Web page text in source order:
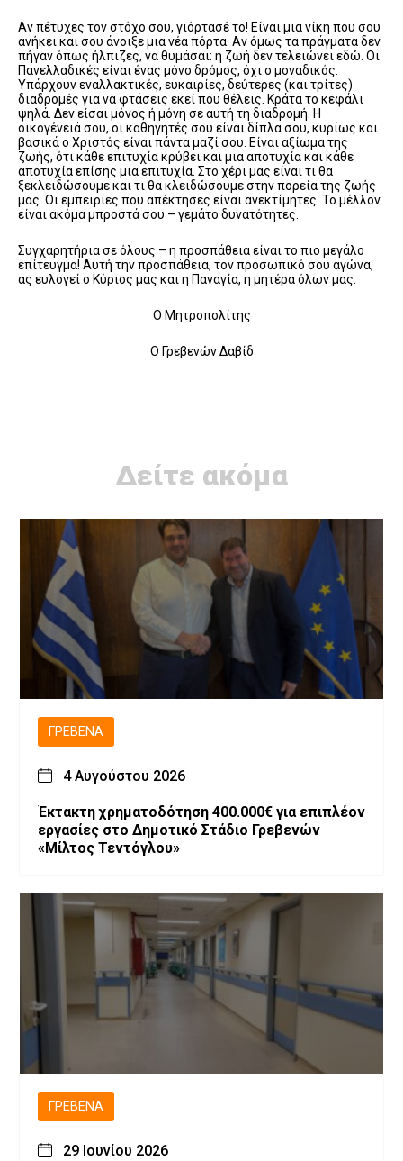
Αν πέτυχες τον στόχο σου, γιόρτασέ το! Είναι μια νίκη που σου
ανήκει και σου άνοιξε μια νέα πόρτα. Αν όμως τα πράγματα δεν
πήγαν όπως ήλπιζες, να θυμάσαι: η ζωή δεν τελειώνει εδώ. Οι
Πανελλαδικές είναι ένας μόνο δρόμος, όχι ο μοναδικός.
Υπάρχουν εναλλακτικές, ευκαιρίες, δεύτερες (και τρίτες)
διαδρομές για να φτάσεις εκεί που θέλεις. Κράτα το κεφάλι
ψηλά. Δεν είσαι μόνος ή μόνη σε αυτή τη διαδρομή. Η
οικογένειά σου, οι καθηγητές σου είναι δίπλα σου, κυρίως και
βασικά ο Χριστός είναι πάντα μαζί σου. Είναι αξίωμα της
ζωής, ότι κάθε επιτυχία κρύβει και μια αποτυχία και κάθε
αποτυχία επίσης μια επιτυχία. Στο χέρι μας είναι τι θα
ξεκλειδώσουμε και τι θα κλειδώσουμε στην πορεία της ζωής
μας. Οι εμπειρίες που απέκτησες είναι ανεκτίμητες. Το μέλλον
είναι ακόμα μπροστά σου – γεμάτο δυνατότητες.
Συγχαρητήρια σε όλους – η προσπάθεια είναι το πιο μεγάλο
επίτευγμα! Αυτή την προσπάθεια, τον προσωπικό σου αγώνα,
ας ευλογεί ο Κύριος μας και η Παναγία, η μητέρα όλων μας.
Ο Μητροπολίτης
Ο Γρεβενών Δαβίδ
Δείτε ακόμα
ΓΡΕΒΕΝΆ
4 Αυγούστου 2026
Έκτακτη χρηματοδότηση 400.000€ για επιπλέον
εργασίες στο Δημοτικό Στάδιο Γρεβενών
«Μίλτος Τεντόγλου»
ΓΡΕΒΕΝΆ
29 Ιουνίου 2026